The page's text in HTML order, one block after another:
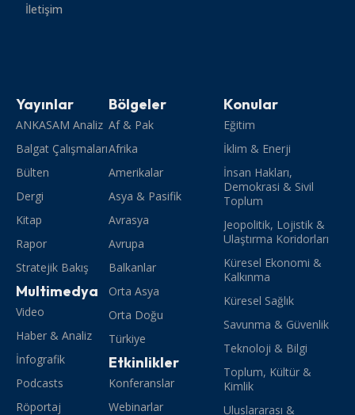
İletişim
Yayınlar
ANKASAM Analiz
Balgat Çalışmaları
Bülten
Dergi
Kitap
Rapor
Stratejik Bakış
Multimedya
Video
Haber & Analiz
İnfografik
Podcasts
Röportaj
Bölgeler
Af & Pak
Afrika
Amerikalar
Asya & Pasifik
Avrasya
Avrupa
Balkanlar
Orta Asya
Orta Doğu
Türkiye
Etkinlikler
Konferanslar
Webinarlar
Konular
Eğitim
İklim & Enerji
İnsan Hakları,
Demokrasi & Sivil
Toplum
Jeopolitik, Lojistik &
Ulaştırma Koridorları
Küresel Ekonomi &
Kalkınma
Küresel Sağlık
Savunma & Güvenlik
Teknoloji & Bilgi
Toplum, Kültür &
Kimlik
Uluslararası &